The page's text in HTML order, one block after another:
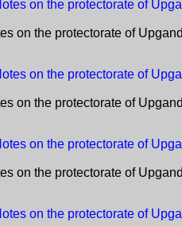
on the protectorate of
on the protectorate of
on the protectorate of